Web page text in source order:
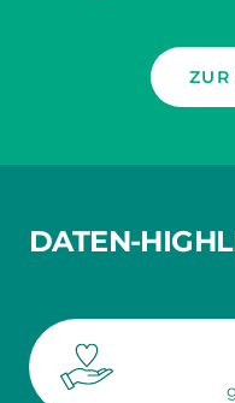
ZUR
DATEN-